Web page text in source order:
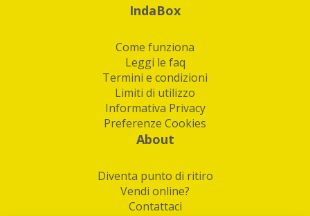
IndaBox
Come funziona
Leggi le faq
Termini e condizioni
Limiti di utilizzo
Informativa Privacy
Preferenze Cookies
About
Diventa punto di ritiro
Vendi online?
Contattaci